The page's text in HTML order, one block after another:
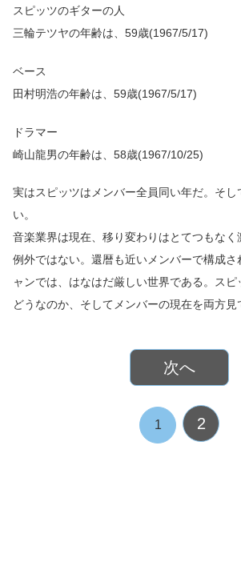
スピッツのギターの人
三輪テツヤの年齢は、59歳(1967/5/17)
ベース
田村明浩の年齢は、59歳(1967/5/17)
ドラマー
崎山龍男の年齢は、58歳(1967/10/25)
実はスピッツはメンバー全員同い年だ。そし
い。
音楽業界は現在、移り変わりはとてつもなく
例外ではない。還暦も近いメンバーで構成さ
ャンでは、はなはだ厳しい世界である。ス
どうなのか、そしてメンバーの現在を両方見
次へ
1 2